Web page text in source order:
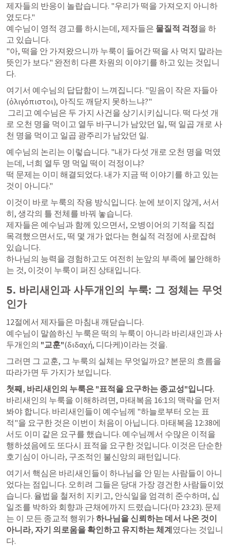
제자들의 반응이 놀랍습니다. "우리가 떡을 가져오지 아니하
였도다."
예수님이 영적 경고를 하시는데, 제자들은 물질적 걱정을 하
고 있습니다.
"아, 떡을 안 가져왔으니까 누룩이 들어간 떡을 사 먹지 말라는
뜻인가 보다." 완전히 다른 차원의 이야기를 하고 있는 것입니
다.
여기서 예수님의 답답함이 느껴집니다. "믿음이 작은 자들아
(ὀλιγόπιστοι), 아직도 깨닫지 못하느냐?"
로 오천 명을 먹이고 열두 바구니가 남았던 일, 떡 일곱 개로 사
천 명을 먹이고 일곱 광주리가 남았던 일.
예수님의 논리는 이렇습니다. "내가 다섯 개로 오천 명을 먹였
는데, 너희 열두 명 먹일 떡이 걱정이냐?
떡 문제는 이미 해결되었다. 내가 지금 떡 이야기를 하고 있는
것이 아니다."
이것이 바로 누룩의 작용 방식입니다. 눈에 보이지 않게, 서서
히, 생각의 틀 전체를 바꿔 놓습니다.
제자들은 예수님과 함께 있으면서, 오병이어의 기적을 직접
목격했으면서도, 떡 몇 개가 없다는 현실적 걱정에 사로잡혀
있습니다.
하나님의 능력을 경험하고도 여전히 눈앞의 부족에 불안해하
는 것, 이것이 누룩이 퍼진 상태입니다.
5. 바리새인과 사두개인의 누룩: 그 정체는 무엇
인가
12절에서 제자들은 마침내 깨닫습니다.
예수님이 말씀하신 누룩은 떡의 누룩이 아니라 바리새인과 사
두개인의 "교훈"(διδαχή, 디다케)이라는 것을.
그러면 그 교훈, 그 누룩의 실체는 무엇일까요? 본문의 흐름을
따라가면 두 가지가 보입니다.
첫째, 바리새인의 누룩은 "표적을 요구하는 종교성"입니다.
바리새인의 누룩을 이해하려면, 마태복음 16:1의 맥락을 먼저
봐야 합니다. 바리새인들이 예수님께 "하늘로부터 오는 표
적"을 요구한 것은 이번이 처음이 아닙니다. 마태복음 12:38에
서도 이미 같은 요구를 했습니다. 예수님께서 수많은 이적을
행하셨음에도 또다시 표적을 요구한 것입니다. 이것은 단순한
호기심이 아니라, 구조적인 불신앙의 패턴입니다.
여기서 핵심은 바리새인들이 하나님을 안 믿는 사람들이 아니
었다는 점입니다. 오히려 그들은 당대 가장 경건한 사람들이었
습니다. 율법을 철저히 지키고, 안식일을 엄격히 준수하며, 십
일조를 박하와 회향과 근채에까지 드렸습니다(마 23:23). 문제
는 이 모든 종교적 행위가 하나님을 신뢰하는 데서 나온 것이
아니라, 자기 의로움을 확인하고 유지하는 체계였다는 것입니
다.